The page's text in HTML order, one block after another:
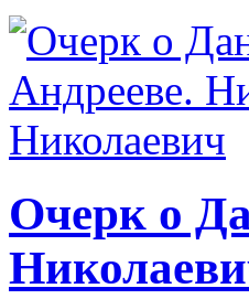
Очерк о